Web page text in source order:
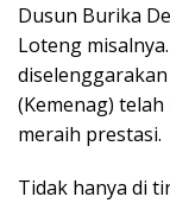
Dusun Burika
Loteng
(Kemenag)
meraih prestasi.
Tidak hanya di